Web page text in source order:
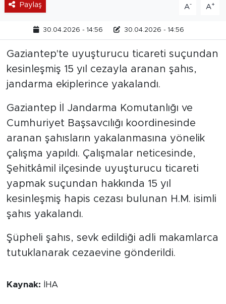
Paylaş A- A+
30.04.2026 - 14:56 30.04.2026 - 14:56
Gaziantep'te uyuşturucu ticareti suçundan
kesinleşmiş 15 yıl cezayla aranan şahıs,
jandarma ekiplerince yakalandı.
Gaziantep İl Jandarma Komutanlığı ve
Cumhuriyet Başsavcılığı koordinesinde
aranan şahısların yakalanmasına yönelik
çalışma yapıldı. Çalışmalar neticesinde,
Şehitkâmil ilçesinde uyuşturucu ticareti
yapmak suçundan hakkında 15 yıl
kesinleşmiş hapis cezası bulunan H.M. isimli
şahıs yakalandı.
Şüpheli şahıs, sevk edildiği adli makamlarca
tutuklanarak cezaevine gönderildi.
Kaynak: İHA